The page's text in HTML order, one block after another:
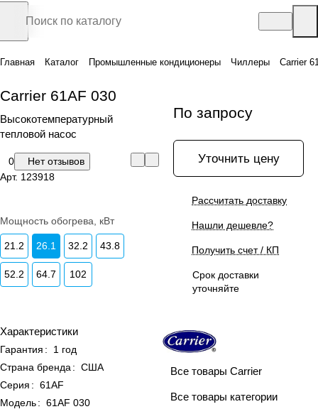
Главная Каталог Промышленные кондиционеры Чиллеры Carrier
Carrier 61AF 030
Высокотемпературный
тепловой насос
0
Нет отзывов
Арт. 123918
Мощность обогрева, кВт
21.2 26.1 32.2 43.8
52.2 64.7 102
Характеристики
Гарантия :
1 год
Страна бренда : США
Серия : 61AF
Модель: 61AF 030
По запросу
Уточнить цену
Рассчитать доставку
Нашли дешевле?
Получить счет / КП
Срок доставки
уточняйте
Все товары Carrier
Все товары категории